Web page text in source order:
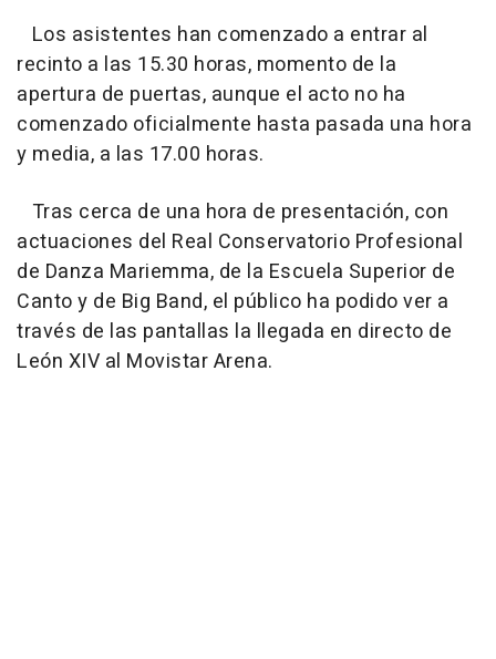
Los asistentes han comenzado a entrar al
recinto a las 15.30 horas, momento de la
apertura de puertas, aunque el acto no ha
comenzado oficialmente hasta pasada una hora
y media, a las 17.00 horas.
Tras cerca de una hora de presentación, con
actuaciones del Real Conservatorio Profesional
de Danza Mariemma, de la Escuela Superior de
Canto y de Big Band, el público ha podido ver a
través de las pantallas la llegada en directo de
León XIV al Movistar Arena.